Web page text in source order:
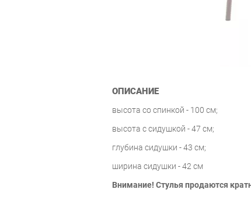
ОПИСАНИЕ
высота со спинкой - 100 см;
высота с сидушкой - 47 см;
глубина сидушки - 43 см;
ширина сидушки - 42 см
Внимание! Стулья продаются